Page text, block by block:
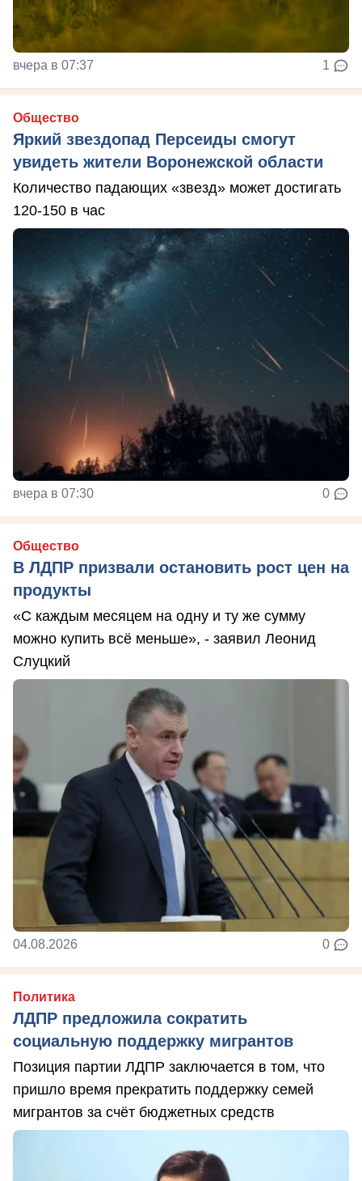
вчера в 07:37 1
Общество
Яркий звездопад Персеиды смогут
увидеть жители Воронежской области
Количество падающих «звезд» может достигать
120-150 в час
вчера в 07:30 0
Общество
В ЛДПР призвали остановить рост цен на
продукты
«С каждым месяцем на одну и ту же сумму
можно купить всё меньше», - заявил Леонид
Слуцкий
04.08.2026 0
Политика
ЛДПР предложила сократить
социальную поддержку мигрантов
Позиция партии ЛДПР заключается в том, что
пришло время прекратить поддержку семей
мигрантов за счёт бюджетных средств